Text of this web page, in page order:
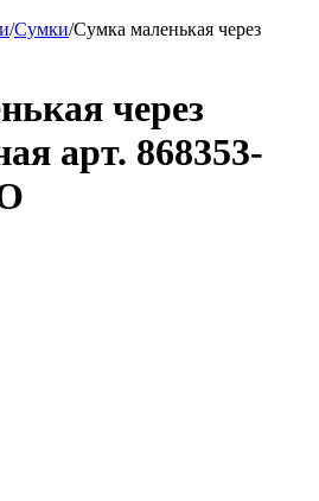
/Сумки/Сумка маленькая через
через
арт. 868353-